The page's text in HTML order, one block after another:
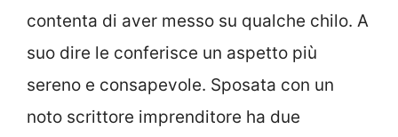
contenta di aver messo su qualche chilo. A
suo dire le conferisce un aspetto più
sereno e consapevole. Sposata con un
noto scrittore imprenditore ha due